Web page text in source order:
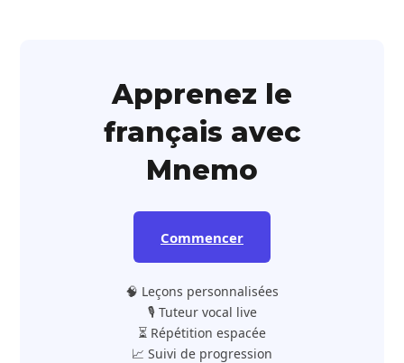
Apprenez le
français avec
Mnemo
Commencer
🧠 Leçons personnalisées
🎙️ Tuteur vocal live
⏳ Répétition espacée
📈 Suivi de progression